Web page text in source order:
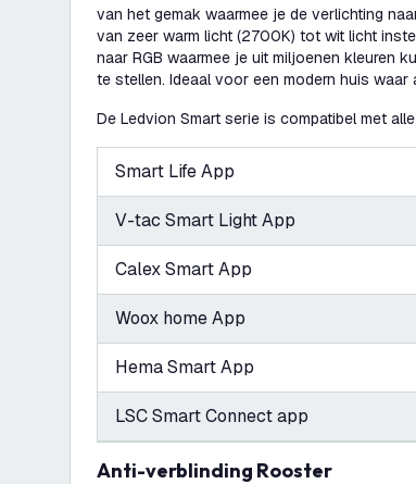
van het gemak waarmee je de verlichting
van zeer warm licht (2700K) tot wit licht
naar RGB waarmee je uit miljoenen kleuren
te stellen. Ideaal voor een modern huis
De Ledvion Smart serie is compatibel met
Smart Life App
V-tac Smart Light App
Calex Smart App
Woox home App
Hema Smart App
LSC Smart Connect app
Anti-verblinding Rooster